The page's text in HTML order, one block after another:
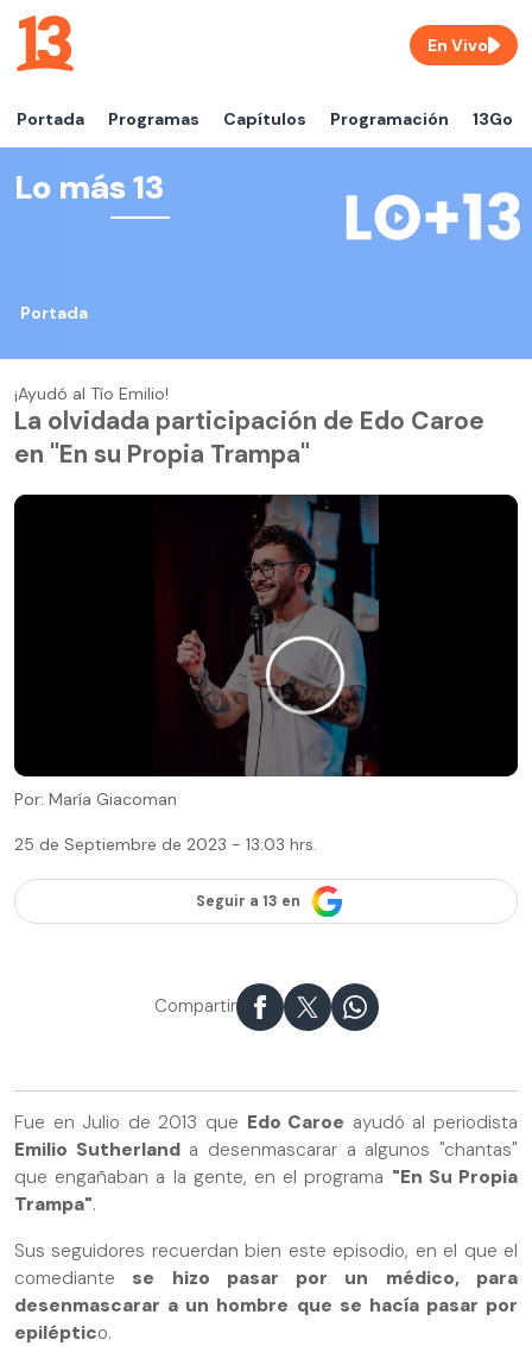
Portada Programas Capítulos Programación 13Go
En Vivo
Lo más 13
Portada
¡Ayudó al Tío Emilio!
La olvidada participación de Edo Caroe
en "En su Propia Trampa"
Por: María Giacoman
25 de Septiembre de 2023 - 13:03 hrs.
Seguir a 13 en
Compartir
Fue en Julio de 2013 que Edo Caroe ayudó al periodista
Emilio Sutherlanda desenmascarar a algunos "chantas"
que engañaban a la gente, en el programa "En Su Propia
Trampa".
Sus seguidores recuerdan bien este episodio, en el que el
comediante se hizo pasar por un médico, para
desenmascarar a un hombre que se hacía pasar por
epiléptico.